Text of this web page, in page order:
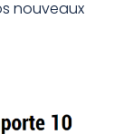
nouveaux